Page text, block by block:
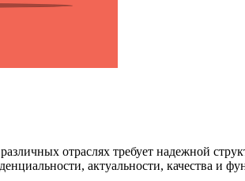
отраслях требует надежной
актуальности, качества и